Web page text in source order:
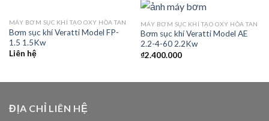
MÁY BƠM SỤC KHÍ TẠO OXY HÒA TAN
Bơm sục khí Veratti Model FP-
1.5 1.5Kw
Liên hệ
MÁY BƠM SỤC KHÍ TẠO OXY HÒA TAN
Bơm sục khí Veratti Model AE
2.2-4-60 2.2Kw
₫2.400.000
ĐỊA CHỈ LIÊN HỆ